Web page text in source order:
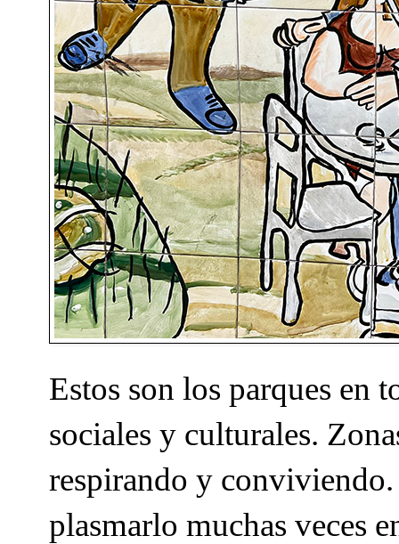
Estos son los parques en
sociales y culturales.
respirando y
plasmarlo muchas veces